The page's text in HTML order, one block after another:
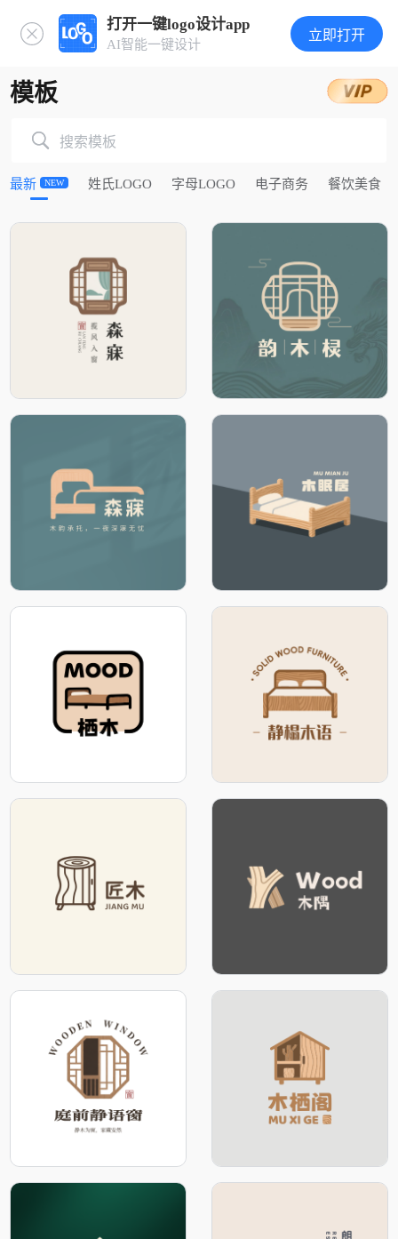
打开一键logo设计app
AI智能一键设计
立即打开
模板
搜索模板
最新 NEW 姓氏LOGO 字母LOGO 电子商务 餐饮美食